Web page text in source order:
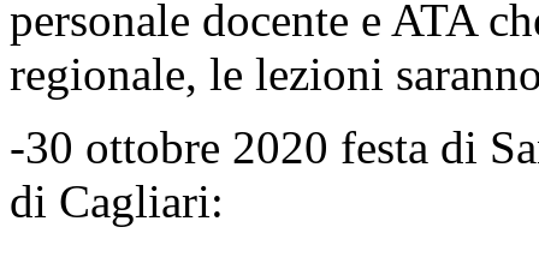
personale docente e ATA
regionale, le lezioni
-30 ottobre 2020 festa di
di Cagliari: